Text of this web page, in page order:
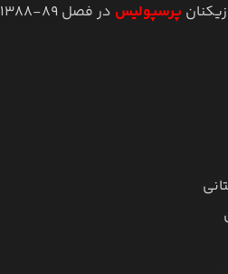
پرسپولیس در فصل ۸۹-۱۳۸۸ به شرح زیر است: